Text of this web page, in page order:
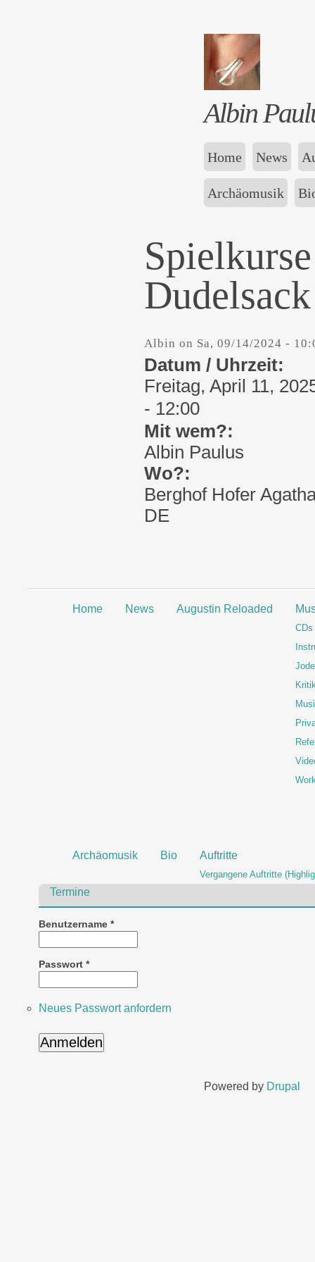
Albin
Home News
Archäomusik
Albin on Sa, 09/14/2024 -
Datum / Uhrzeit:
Freitag, April 11,
- 12:00
Mit wem?:
Albin Paulus
Wo?:
Berghof Hofer
DE
Home News Augustin Reloaded
CDs
Archäomusik Bio Auftritte
Vergangene Auftritte
Termine
Benutzername*
Passwort*
Neues Passwort anfordern
Powered by Drupal